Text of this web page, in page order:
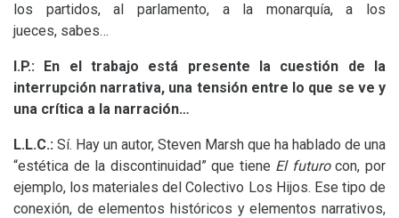
los partidos, al parlamento, a la monarquía, a los
jueces, sabes…
I.P.: En el trabajo está presente la cuestión de la
interrupción narrativa, una tensión entre lo que se ve y
una crítica a la narración…
L.L.C.: Sí. Hay un autor, Steven Marsh que ha hablado de una
“estética de la discontinuidad” que tiene El futurocon, por
ejemplo, los materiales del Colectivo Los Hijos. Ese tipo de
conexión, de elementos históricos y elementos narrativos,